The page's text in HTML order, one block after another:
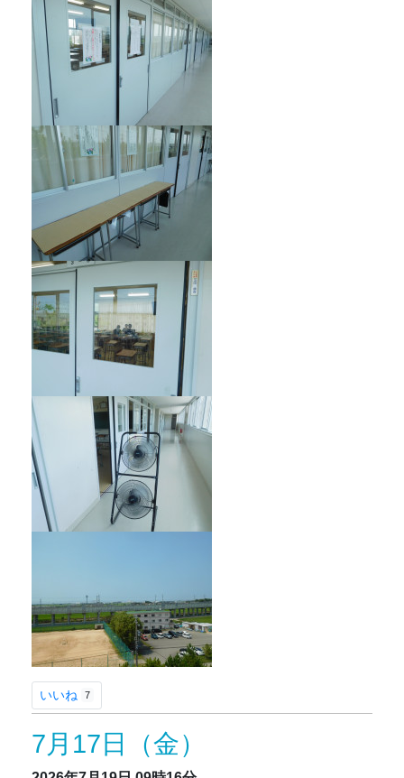
いいね 7
7月17日（金）